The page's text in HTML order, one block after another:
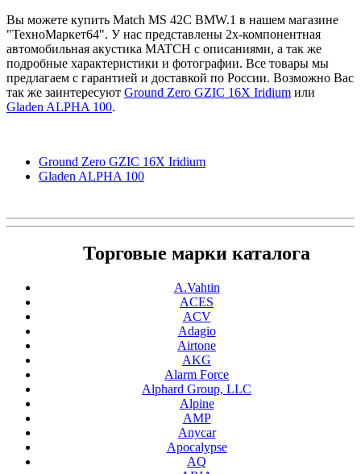
Вы можете купить Match MS 42C BMW.1 в нашем магазине
"ТехноМаркет64". У нас представлены 2х-компонентная
автомобильная акустика MATCH с описаниями, а так же
подробные характеристики и фотографии. Все товары мы
предлагаем с гарантией и доставкой по России. Возможно Вас
так же заинтересуют Ground Zero GZIC 16X Iridium или
Gladen ALPHA 100.
Ground Zero GZIC 16X Iridium
Gladen ALPHA 100
Торговые марки каталога
A.Vahtin
ACES
ACV
Adagio
Airtone
AKG
Alarm Force
Alphard Group, LLC
Alpine
AMP
Anycar
Apocalypse
AQ